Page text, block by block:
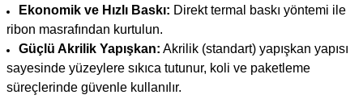
Ekonomik ve Hızlı Baskı: Direkt termal baskı yöntemi ile
ribon masrafından kurtulun.
Güçlü Akrilik Yapışkan: Akrilik (standart) yapışkan yapısı
sayesinde yüzeylere sıkıca tutunur, koli ve paketleme
süreçlerinde güvenle kullanılır.